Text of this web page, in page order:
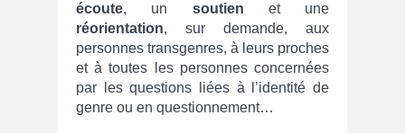
écoute, un soutien et une
réorientation, sur demande, aux
personnes transgenres, à leurs proches
et à toutes les personnes concernées
par les questions liées à l’identité de
genre ou en questionnement…